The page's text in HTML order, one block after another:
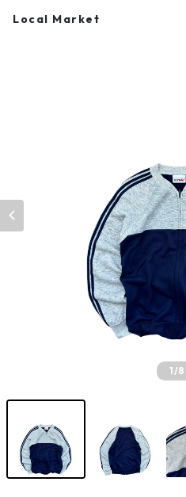
Local Market
1/8